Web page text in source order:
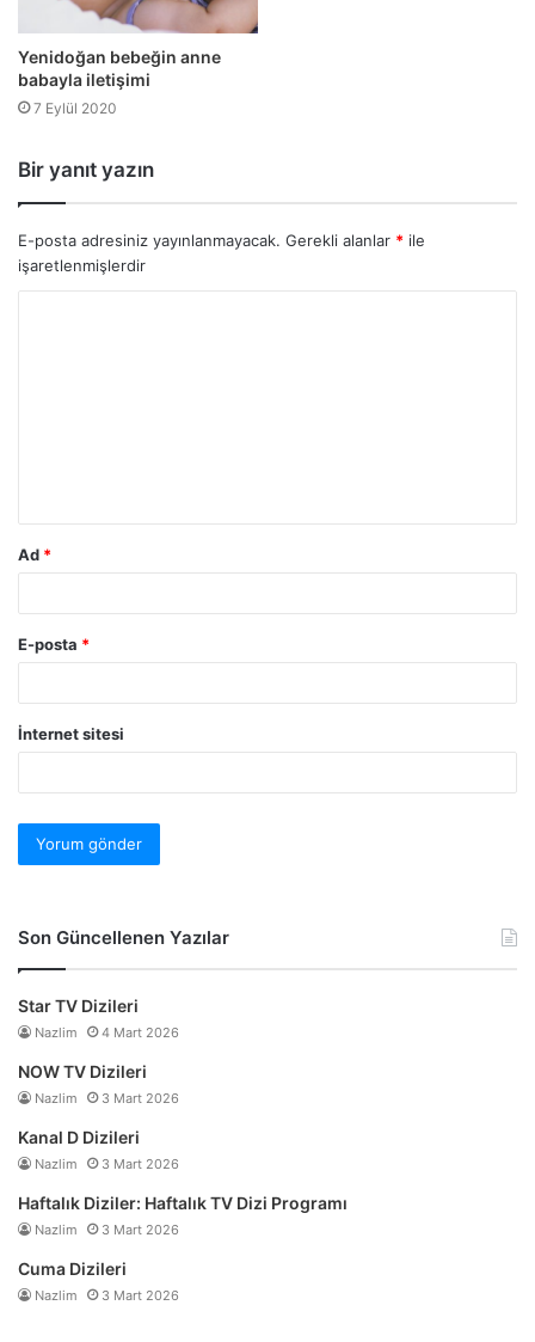
Yenidoğan bebeğin anne
babayla iletişimi
7 Eylül 2020
Bir yanıt yazın
E-posta adresiniz yayınlanmayacak. Gerekli alanlar * ile
işaretlenmişlerdir
Ad *
E-posta *
İnternet sitesi
Son Güncellenen Yazılar
Star TV Dizileri
Nazlim 4 Mart 2026
NOW TV Dizileri
Nazlim 3 Mart 2026
Kanal D Dizileri
Nazlim 3 Mart 2026
Haftalık Diziler: Haftalık TV Dizi Programı
Nazlim 3 Mart 2026
Cuma Dizileri
Nazlim 3 Mart 2026